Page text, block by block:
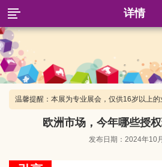
详情
温馨提醒：本展为专业展会，仅供16岁以上的
欧洲市场，今年哪些授
发布日期：2024年10